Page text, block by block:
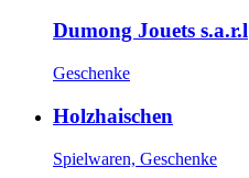
Dumong Jouets s.a.r.l
Geschenke
Holzhaischen
Spielwaren, Geschenke